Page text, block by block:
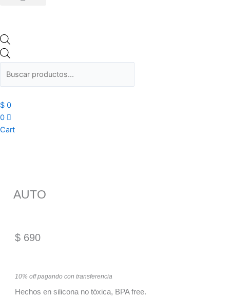
$ 0
0
Cart
AUTO
$ 690
10% off pagando con transferencia
Hechos en silicona no tóxica, BPA free.